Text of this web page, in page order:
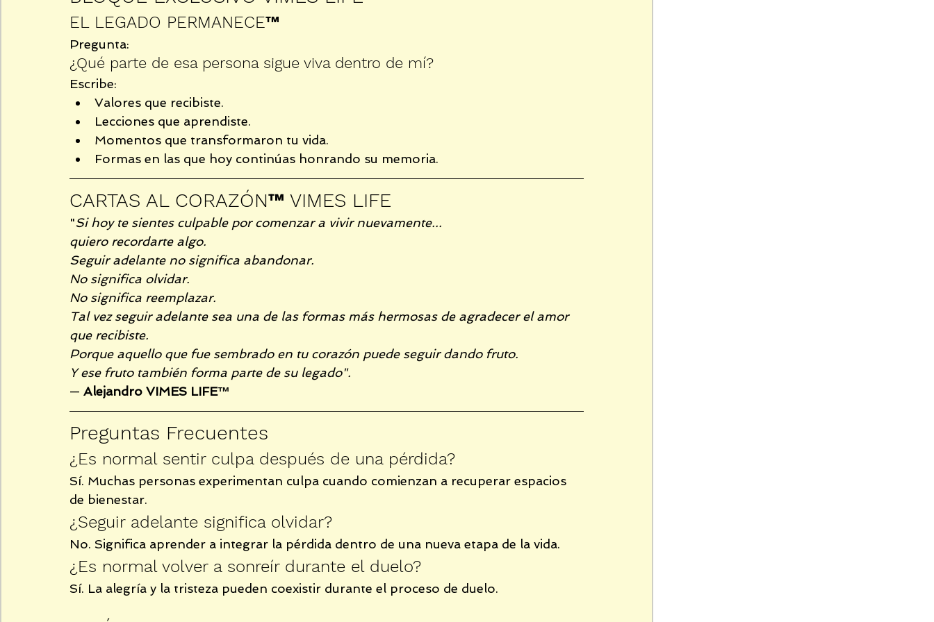
EL LEGADO PERMANECE™
Pregunta:
¿Qué parte de esa persona sigue viva dentro de mí?
Escribe:
Valores que recibiste.
Lecciones que aprendiste.
Momentos que transformaron tu vida.
Formas en las que hoy continúas honrando su memoria.
CARTAS AL CORAZÓN™ VIMES LIFE
"Si hoy te sientes culpable por comenzar a vivir nuevamente...
quiero recordarte algo.
Seguir adelante no significa abandonar.
No significa olvidar.
No significa reemplazar.
Tal vez seguir adelante sea una de las formas más hermosas de agradecer el amor
que recibiste.
Porque aquello que fue sembrado en tu corazón puede seguir dando fruto.
Y ese fruto también forma parte de su legado".
— Alejandro VIMES LIFE™
Preguntas Frecuentes
¿Es normal sentir culpa después de una pérdida?
Sí. Muchas personas experimentan culpa cuando comienzan a recuperar espacios
de bienestar.
¿Seguir adelante significa olvidar?
No. Significa aprender a integrar la pérdida dentro de una nueva etapa de la vida.
¿Es normal volver a sonreír durante el duelo?
Sí. La alegría y la tristeza pueden coexistir durante el proceso de duelo.